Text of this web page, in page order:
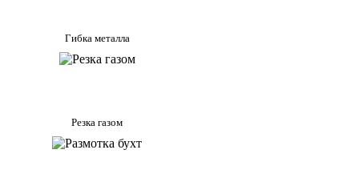
Гибка металла
Резка газом